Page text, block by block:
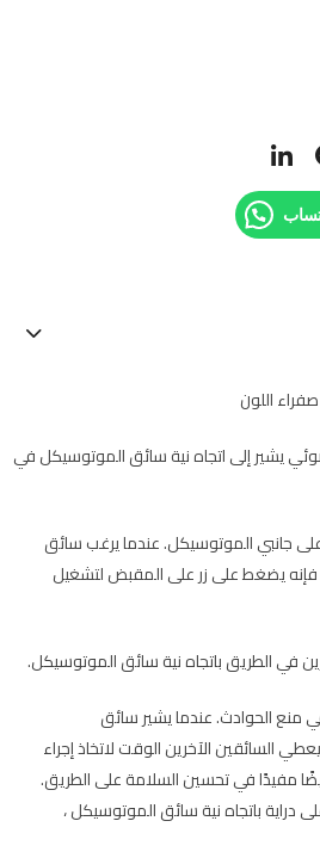
اللون
يشير إلى اتجاه نية سائق الموتوسيكل في
على جانبي الموتوسيكل. عندما يرغب سائق
يضغط على زر على المقبض لتشغيل
في الطريق باتجاه نية سائق الموتوسيكل.
منع الحوادث. عندما يشير سائق
السائقين الآخرين الوقت لاتخاذ إجراء
مفيدًا في تحسين السلامة على الطريق.
دراية باتجاه نية سائق الموتوسيكل ،